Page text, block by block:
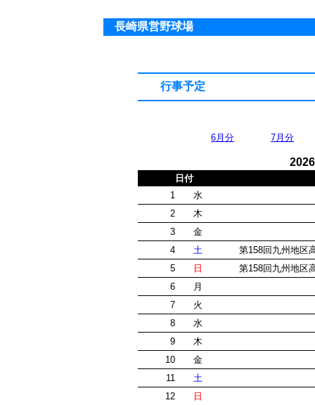
長崎県営野球場
行事予定
6月分 7月分
日付
1
水
2
木
3
金
4
土
第158回九州地
5
日
第158回九州地
6
月
7
火
8
水
9
木
10
金
11
土
12
日